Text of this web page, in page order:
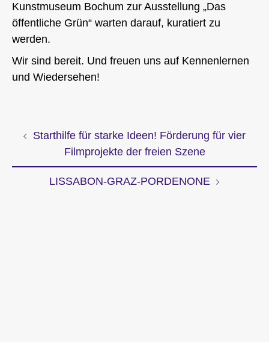
Kunstmuseum Bochum zur Ausstellung „Das
öffentliche Grün“ warten darauf, kuratiert zu
werden.
Wir sind bereit. Und freuen uns auf Kennenlernen
und Wiedersehen!
Beitragsnavigation
Starthilfe für starke Ideen! Förderung für vier
Filmprojekte der freien Szene
LISSABON-GRAZ-PORDENONE